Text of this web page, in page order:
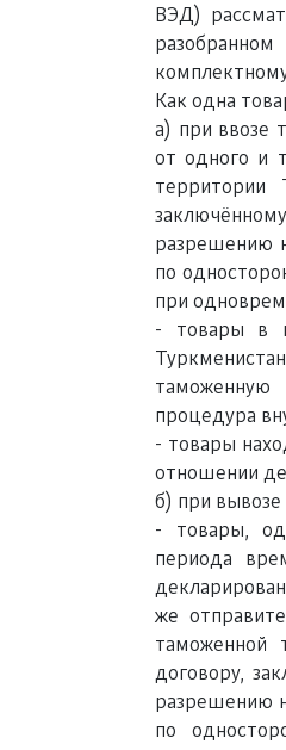
ВЭД)
Как одна
a) при ввозе
от одного и
территории
разрешению
по
при
- товары в
таможенную
процедура
- товары
отношении
б) при вывозе
- товары,
периода
же
таможенной
договору,
разрешению
по